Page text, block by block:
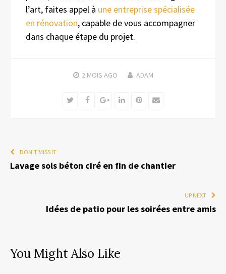
l’art, faites appel à une entreprise spécialisée
en rénovation, capable de vous accompagner
dans chaque étape du projet.
2 MOIS AGO ADAM
TwitterFacebookGoogle+LinkedInPinterest
Email
DON'T MISS IT
Lavage sols béton ciré en fin de chantier
UP NEXT
Idées de patio pour les soirées entre amis
You Might Also Like